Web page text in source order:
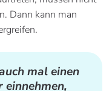
Dann kann man
mal einen